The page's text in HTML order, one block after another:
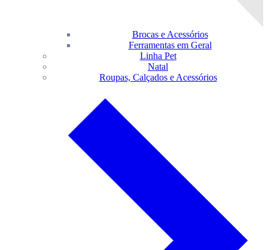
Brocas e Acessórios
Ferramentas em Geral
Linha Pet
Natal
Roupas, Calçados e Acessórios